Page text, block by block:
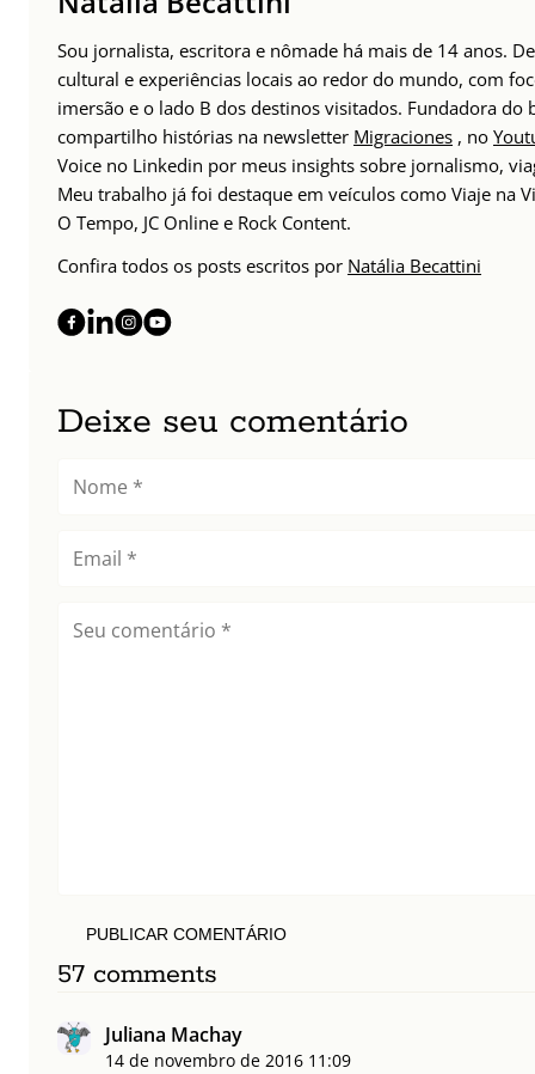
Sou jornalista, escritora e nômade há mais de 14 anos.
cultural e experiências locais ao redor do mundo, com
imersão e o lado B dos destinos visitados. Fundadora
compartilho histórias na newsletter Migraciones , no
Voice no Linkedin por meus insights sobre jornalismo,
Meu trabalho já foi destaque em veículos como Viaje na
O Tempo, JC Online e Rock Content.
Confira todos os posts escritos por Natália Becattini
Deixe seu comentário
PUBLICAR COMENTÁRIO
57 comments
Juliana Machay
14 de novembro de 2016 11:09